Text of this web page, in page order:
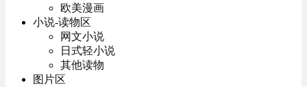
欧美漫画
小说-读物区
网文小说
日式轻小说
其他读物
图片区